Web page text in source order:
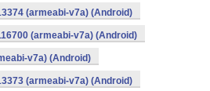
(armeabi-v7a) (Android)
(armeabi-v7a) (Android)
v7a) (Android)
(armeabi-v7a) (Android)